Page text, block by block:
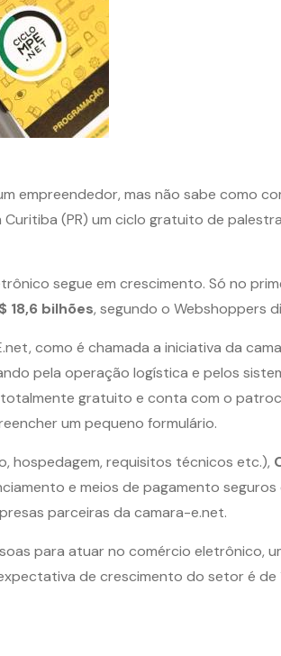
empreendedor, mas não sabe como
(PR) um ciclo gratuito de
segue em crescimento. Só no
18,6 bilhões, segundo o Webshoppers
como é chamada a iniciativa da
pela operação logística e pelos
gratuito e conta com o
um pequeno formulário.
hospedagem, requisitos técnicos etc.),
e meios de pagamento seguros
parceiras da camara-e.net.
para atuar no comércio eletrônico,
de crescimento do setor é de